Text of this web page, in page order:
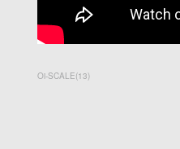
Oi-SCALE(13)